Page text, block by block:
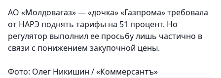
АО «Молдовагаз» — «дочка» «Газпрома» требовала
от НАРЭ поднять тарифы на 51 процент. Но
регулятор выполнил ее просьбу лишь частично в
связи с понижением закупочной цены.
Фото: Олег Никишин / «Коммерсантъ»